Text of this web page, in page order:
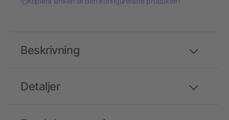
Detaljer
Beskrivning